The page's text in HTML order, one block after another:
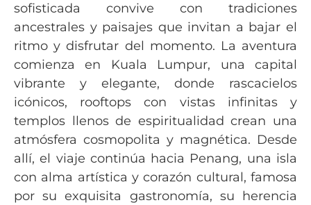
sofisticada convive con tradiciones
ancestrales y paisajes que invitan a bajar el
ritmo y disfrutar del momento. La aventura
comienza en Kuala Lumpur, una capital
vibrante y elegante, donde rascacielos
icónicos, rooftops con vistas infinitas y
templos llenos de espiritualidad crean una
atmósfera cosmopolita y magnética. Desde
allí, el viaje continúa hacia Penang, una isla
con alma artística y corazón cultural, famosa
por su exquisita gastronomía, su herencia